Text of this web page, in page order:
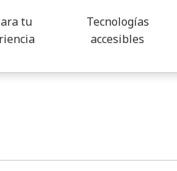
tu
Tecnologías
accesibles